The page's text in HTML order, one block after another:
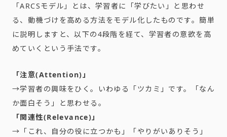
「ARCSモデル」とは、学習者に「学びたい」と思わせ
る、 動機づけを高める方法をモデル化したものです。簡単
に説明しますと、以下の4段階を経て、 学習者の意欲を高
めていくという手法です。
「注意(Attention)」
→学習者の興味をひく。いわゆる「ツカミ」です。「なん
か面白そう」と思わせる。
「関連性(Relevance)」
→「これ、自分の役に立つかも」「やりがいありそう」